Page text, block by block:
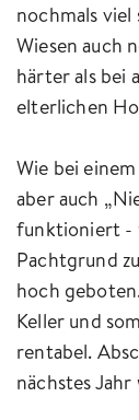
nochmals
Wiesen auch
härter als bei
elterlichen
Wie bei
aber auch
funktioniert -
Pachtgrund
hoch
Keller und
rentabel.
nächstes